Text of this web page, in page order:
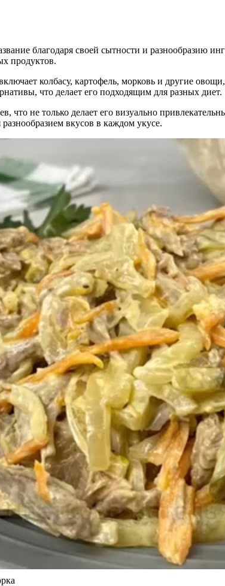
благодаря своей сытности и разнообразию
продуктов.
колбасу, картофель, морковь и другие
что делает его подходящим для разных диет.
что не только делает его визуально
разнообразием вкусов в каждом укусе.